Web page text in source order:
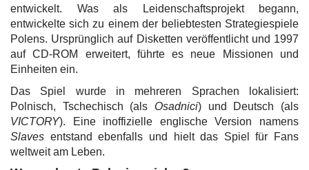
entwickelt. Was als Leidenschaftsprojekt begann,
entwickelte sich zu einem der beliebtesten Strategiespiele
Polens. Ursprünglich auf Disketten veröffentlicht und 1997
auf CD-ROM erweitert, führte es neue Missionen und
Einheiten ein.
Das Spiel wurde in mehreren Sprachen lokalisiert:
Polnisch, Tschechisch (als Osadnici) und Deutsch (als
VICTORY). Eine inoffizielle englische Version namens
Slaves entstand ebenfalls und hielt das Spiel für Fans
weltweit am Leben.